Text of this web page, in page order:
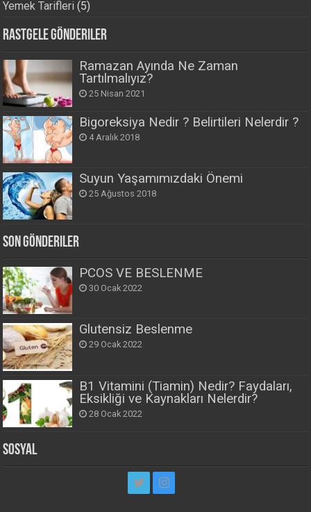
Yemek Tarifleri (5)
Rastgele Gönderiler
Ramazan Ayında Ne Zaman
Tartılmalıyız?
25 Nisan 2021
Bigoreksiya Nedir ? Belirtileri Nelerdir ?
4 Aralık 2018
Suyun Yaşamımızdaki Önemi
25 Ağustos 2018
Son Gönderiler
PCOS VE BESLENME
30 Ocak 2022
Glutensiz Beslenme
29 Ocak 2022
B1 Vitamini (Tiamin) Nedir? Faydaları,
Eksikliği ve Kaynakları Nelerdir?
28 Ocak 2022
Sosyal